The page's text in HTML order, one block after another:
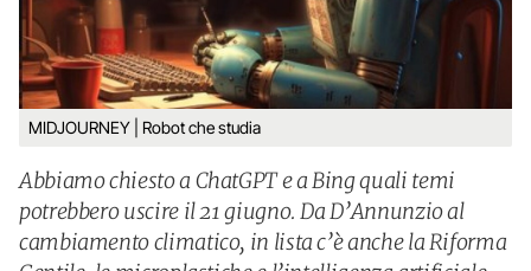
MIDJOURNEY | Robot che studia
Abbiamo chiesto a ChatGPT e a Bing quali temi
potrebbero uscire il 21 giugno. Da D’Annunzio al
cambiamento climatico, in lista c’è anche la Riforma